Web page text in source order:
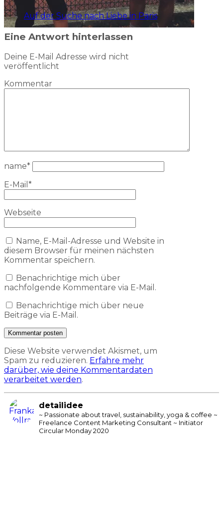
Auf der Suche nach Liebe in Paris
Eine Antwort hinterlassen
Deine E-Mail Adresse wird nicht
veröffentlicht
Kommentar
name*
E-Mail *
Webseite
Name, E-Mail-Adresse und Website in
diesem Browser für meinen nächsten
Kommentar speichern.
Benachrichtige mich über
nachfolgende Kommentare via E-Mail.
Benachrichtige mich über neue
Beiträge via E-Mail.
Diese Website verwendet Akismet, um
Spam zu reduzieren. Erfahre mehr
darüber, wie deine Kommentardaten
verarbeitet werden.
detailidee
~ Passionate about travel, sustainability, yoga & coffee ~
Freelance Content Marketing Consultant ~ Initiator
Circular Monday 2020